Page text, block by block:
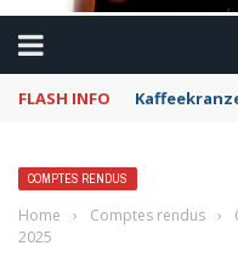
FLASH INFO
COMPTES RENDUS
Home › Comptes rendus ›
2025